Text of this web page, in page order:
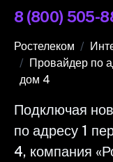
8 (800) 505-
Ростелеком
Провайдер по
дом 4
Подключая
по адресу 1
4, компания